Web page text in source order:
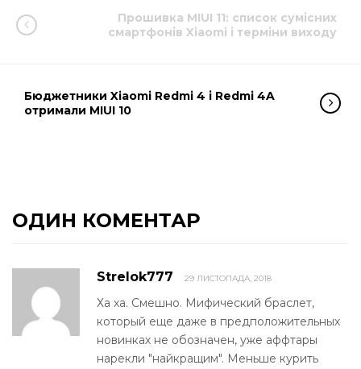
Прошивка MIUI 11: список сумісних
смартфонів Xiaomi і терміни виходу
Бюджетники Xiaomi Redmi 4 і Redmi 4A
отримали MIUI 10
ОДИН КОМЕНТАР
Strelok777 29 ЛИСТОПАДА, 2018
Ха ха. Смешно. Мифический браслет,
который еще даже в предположительных
новинках не обозначен, уже аффтары
нарекли "найкращим". Меньше курить